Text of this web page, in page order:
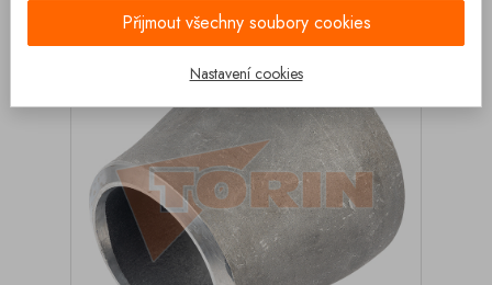
Přijmout všechny soubory cookies
Nastavení cookies